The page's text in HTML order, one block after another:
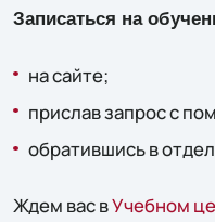
Записаться на
на сайте;
прислав запрос c
обратившись в
Ждем вас вУчебном